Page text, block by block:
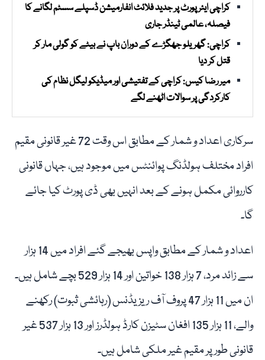
کراچی ایئرپورٹ پر جدید فلائٹ انفارمیشن ڈسپلے سسٹم لگانے کا
فیصلہ، عالمی ٹینڈر جاری
کراچی: گھریلو جھگڑے کے دوران باپ نے بیٹے کو گولی مار کر
قتل کر دیا
میر رضا کیس: کراچی کے تفتیشی اور میڈیکو لیگل نظام کی
کارکردگی پر سوالات اٹھنے لگے
سرکاری اعداد و شمار کے مطابق اس وقت 72 غیر قانونی مقیم
افراد مختلف ہولڈنگ پوائنٹس میں موجود ہیں، جہاں قانونی
کارروائی مکمل ہونے کے بعد انہیں بھی ڈی پورٹ کیا جائے
گا۔
اعداد و شمار کے مطابق واپس بھیجے گئے افراد میں 14 ہزار
سے زائد مرد، 7 ہزار 138 خواتین اور 14 ہزار 529 بچے شامل ہیں۔
ان میں 11 ہزار 47 پروف آف ریزیڈنس (رہائشی ثبوت) رکھنے
والے، 11 ہزار 135 افغان سٹیزن کارڈ ہولڈرز اور 13 ہزار 537 غیر
قانونی طور پر مقیم غیر ملکی شامل ہیں۔